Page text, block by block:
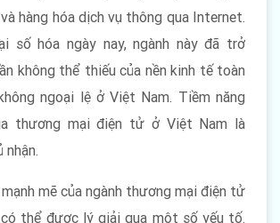
hàng hóa dịch vụ thông qua Internet.
số hóa ngày nay, ngành này đã trở
không thể thiếu của nền kinh tế toàn
ngoại lệ ở Việt Nam. Tiềm năng
thương mại điện tử ở Việt Nam là
nhận.
mẽ của ngành thương mại điện tử
thể được lý giải qua một số yếu tố.